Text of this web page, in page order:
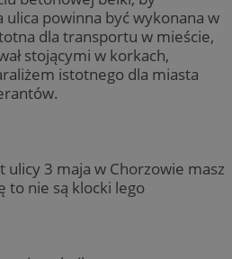
powinna być wykonana w
dla transportu w mieście,
stojącymi w korkach,
istotnego dla miasta
3 maja w Chorzowie masz
to nie są klocki lego